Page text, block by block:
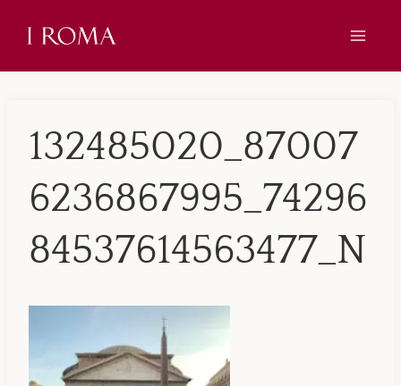
132485020_87007
6236867995_74296
84537614563477_N